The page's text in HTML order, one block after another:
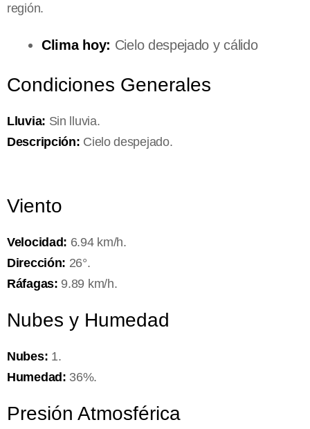
región.
Clima hoy: Cielo despejado y cálido
Condiciones Generales
Lluvia: Sin lluvia.
Descripción: Cielo despejado.
Viento
Velocidad: 6.94 km/h.
Dirección: 26°.
Ráfagas: 9.89 km/h.
Nubes y Humedad
Nubes: 1.
Humedad: 36%.
Presión Atmosférica